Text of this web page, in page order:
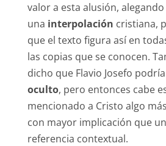
valor a esta alusión,
una interpolación cristiana,
que el texto figura así en
las copias que se conocen.
dicho que Flavio Josefo
oculto, pero entonces cabe
mencionado a Cristo algo
con mayor implicación que
referencia contextual.